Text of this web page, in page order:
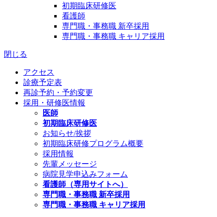
初期臨床研修医
看護師
専門職・事務職 新卒採用
専門職・事務職 キャリア採用
閉じる
アクセス
診療予定表
再診予約・予約変更
採用・研修医情報
医師
初期臨床研修医
お知らせ/挨拶
初期臨床研修プログラム概要
採用情報
先輩メッセージ
病院見学申込みフォーム
看護師（専用サイトへ）
専門職・事務職 新卒採用
専門職・事務職 キャリア採用